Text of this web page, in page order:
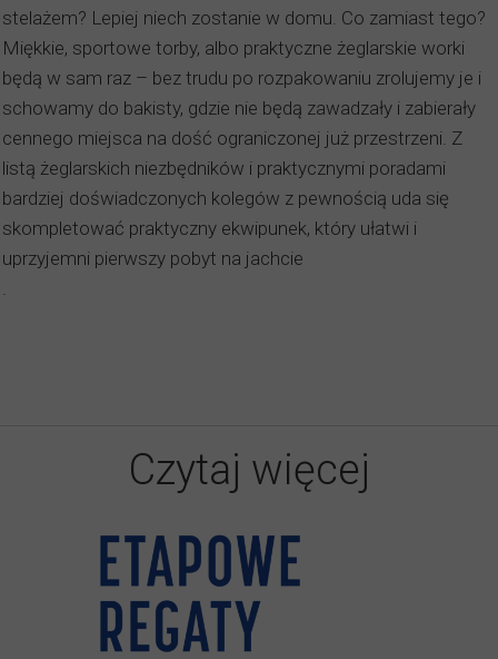
stelażem? Lepiej niech zostanie w domu. Co zamiast tego?
Miękkie, sportowe torby, albo praktyczne żeglarskie worki
będą w sam raz – bez trudu po rozpakowaniu zrolujemy je i
schowamy do bakisty, gdzie nie będą zawadzały i zabierały
cennego miejsca na dość ograniczonej już przestrzeni. Z
listą żeglarskich niezbędników i praktycznymi poradami
bardziej doświadczonych kolegów z pewnością uda się
skompletować praktyczny ekwipunek, który ułatwi i
uprzyjemni pierwszy pobyt na jachcie
.
Czytaj więcej